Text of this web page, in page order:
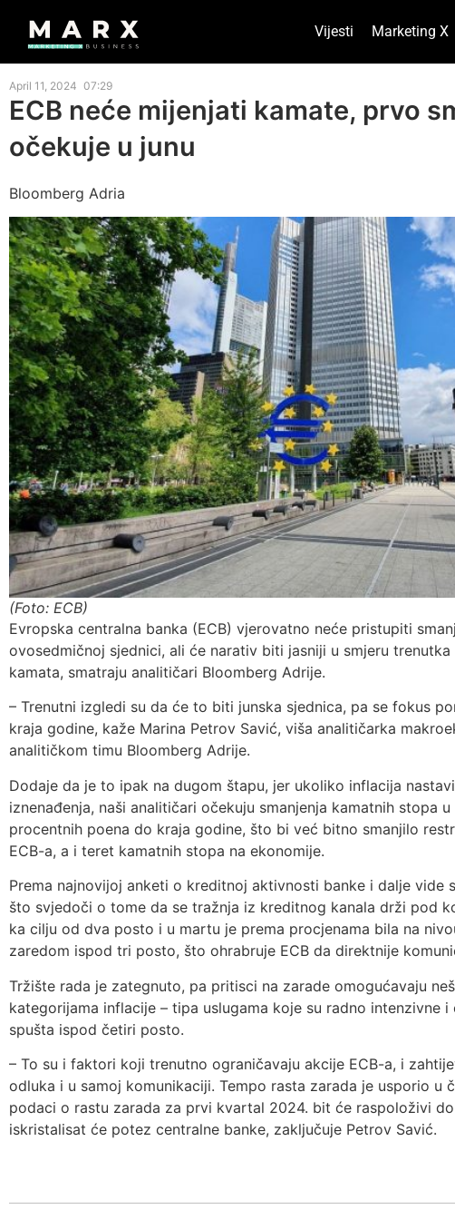
Vijesti Marketing X
April 11, 2024 07:29
ECB neće mijenjati kamate, prvo
očekuje u junu
Bloomberg Adria
(Foto: ECB)
Evropska centralna banka (ECB) vjerovatno neće pristupiti
ovosedmičnoj sjednici, ali će narativ biti jasniji u smjeru
kamata, smatraju analitičari Bloomberg Adrije.
– Trenutni izgledi su da će to biti junska sjednica, pa se fokus
kraja godine, kaže Marina Petrov Savić, viša analitičarka
analitičkom timu Bloomberg Adrije.
Dodaje da je to ipak na dugom štapu, jer ukoliko inflacija
iznenađenja, naši analitičari očekuju smanjenja kamatnih stopa
procentnih poena do kraja godine, što bi već bitno smanjilo
ECB-a, a i teret kamatnih stopa na ekonomije.
Prema najnovijoj anketi o kreditnoj aktivnosti banke i dalje vide
što svjedoči o tome da se tražnja iz kreditnog kanala drži pod
ka cilju od dva posto i u martu je prema procjenama bila na
zaredom ispod tri posto, što ohrabruje ECB da direktnije
Tržište rada je zategnuto, pa pritisci na zarade omogućavaju
kategorijama inflacije – tipa uslugama koje su radno intenzivne
spušta ispod četiri posto.
– To su i faktori koji trenutno ograničavaju akcije ECB-a, i
odluka i u samoj komunikaciji. Tempo rasta zarada je usporio u
podaci o rastu zarada za prvi kvartal 2024. bit će raspoloživi do
iskristalisat će potez centralne banke, zaključuje Petrov Savić.